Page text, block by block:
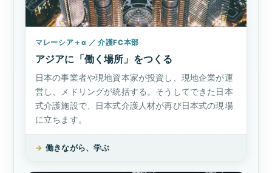
マレーシア＋α ／ 介護FC本部
アジアに「働く場所」をつくる
日本の事業者や現地資本家が投資し、現地企業が運
営し、メドリングが統括する。そうしてできた日本
式介護施設で、日本式介護人材が再び日本式の現場
に立ちます。
→ 働きながら、学ぶ